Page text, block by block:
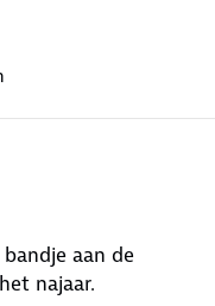
aan de
najaar.